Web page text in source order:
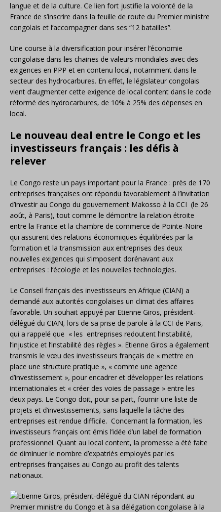
langue et de la culture. Ce lien fort justifie la volonté de la
France de s’inscrire dans la feuille de route du Premier ministre
congolais et l’accompagner dans ses “12 batailles”.
Une course à la diversification pour insérer l’économie
congolaise dans les chaines de valeurs mondiales avec des
exigences en PPP et en contenu local, notamment dans le
secteur des hydrocarbures. En effet, le législateur congolais
vient d’augmenter cette exigence de local content dans le code
réformé des hydrocarbures, de 10% à 25% des dépenses en
local.
Le nouveau deal entre le Congo et les
investisseurs français : les défis à
relever
Le Congo reste un pays important pour la France : près de 170
entreprises françaises ont répondu favorablement à l’invitation
d’investir au Congo du gouvernement Makosso à la CCI (le 26
août, à Paris), tout comme le démontre la relation étroite
entre la France et la chambre de commerce de Pointe-Noire
qui assurent des relations économiques équilibrées par la
formation et la transmission aux entreprises des deux
nouvelles exigences qui s’imposent dorénavant aux
entreprises : l’écologie et les nouvelles technologies.
Le Conseil français des investisseurs en Afrique (CIAN) a
demandé aux autorités congolaises un climat des affaires
favorable. Un souhait appuyé par Etienne Giros, président-
délégué du CIAN, lors de sa prise de parole à la CCI de Paris,
qui a rappelé que « les entreprises redoutent l’instabilité,
l’injustice et l’instabilité des règles ». Etienne Giros a également
transmis le vœu des investisseurs français de « mettre en
place une structure pratique », « comme une agence
d’investissement », pour encadrer et développer les relations
internationales et « créer des voies de passage » entre les
deux pays. Le Congo doit, pour sa part, fournir une liste de
projets et d’investissements, sans laquelle la tâche des
entreprises est rendue difficile. Concernant la formation, les
investisseurs français ont émis l’idée d’un label de formation
professionnel. Quant au local content, la promesse a été faite
de diminuer le nombre d’expatriés employés par les
entreprises françaises au Congo au profit des talents
nationaux.